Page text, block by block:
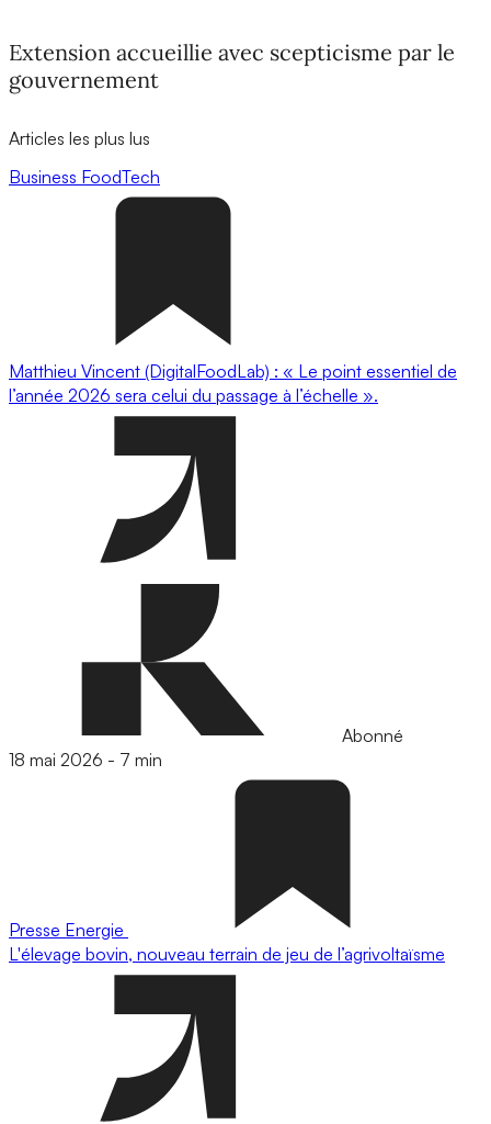
Extension accueillie avec scepticisme par le
gouvernement
Articles les plus lus
Business FoodTech
Matthieu Vincent (DigitalFoodLab) : « Le point essentiel de
l’année 2026 sera celui du passage à l’échelle ».
Abonné
18 mai 2026 - 7 min
Presse Energie
L'élevage bovin, nouveau terrain de jeu de l’agrivoltaïsme